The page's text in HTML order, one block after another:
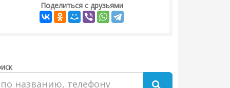
Поделиться с друзьями